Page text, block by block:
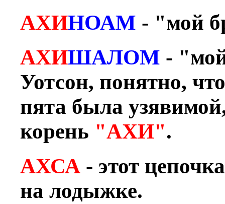
АХИНОАМ - "мой
АХИШАЛОМ -
Уотсон, понятно,
пята была
корень "АХИ".
АХСА - этот
на лодыжке.